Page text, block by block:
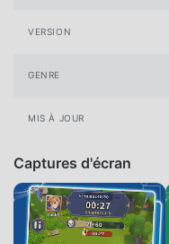
VERSION
GENRE
MIS À JOUR
Captures d'écran